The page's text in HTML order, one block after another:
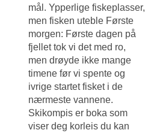
mål. Ypperlige fiskeplasser,
men fisken uteble Første
morgen: Første dagen på
fjellet tok vi det med ro,
men drøyde ikke mange
timene før vi spente og
ivrige startet fisket i de
nærmeste vannene.
Skikompis er boka som
viser deg korleis du kan